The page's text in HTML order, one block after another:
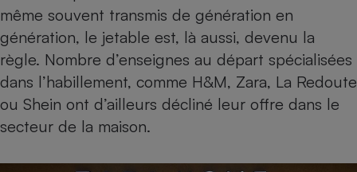
même souvent transmis de génération en
génération, le jetable est, là aussi, devenu la
règle. Nombre d’enseignes au départ spécialisées
dans l’habillement, comme H&M, Zara, La Redoute
ou Shein ont d’ailleurs décliné leur offre dans le
secteur de la maison.